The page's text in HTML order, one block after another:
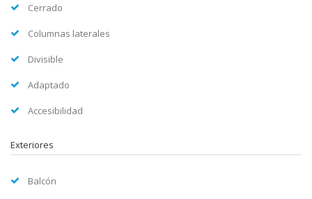
Cerrado
Columnas laterales
Divisible
Adaptado
Accesibilidad
Exteriores
Balcón